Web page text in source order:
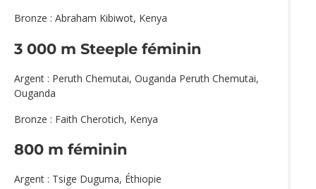
Bronze : Abraham Kibiwot, Kenya
3 000 m Steeple féminin
Argent : Peruth Chemutai, Ouganda Peruth Chemutai,
Ouganda
Bronze : Faith Cherotich, Kenya
800 m féminin
Argent : Tsige Duguma, Éthiopie